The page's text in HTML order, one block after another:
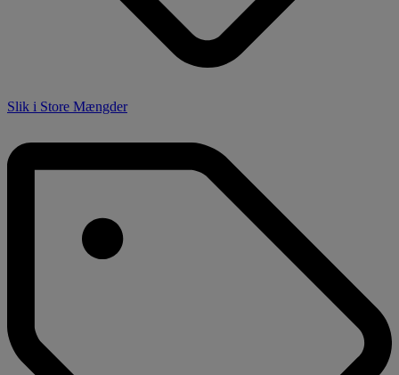
Slik i Store Mængder